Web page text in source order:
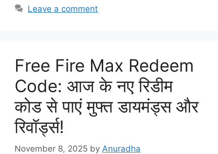
Leave a comment
Free Fire Max Redeem
Code: आज के नए रिडीम
कोड से पाएं मुफ्त डायमंड्स और
रिवॉर्ड्स!
November 8, 2025 by Anuradha